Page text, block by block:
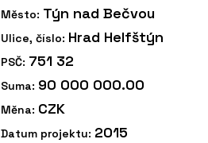
Město: Týn nad Bečvou
Ulice, číslo: Hrad Helfštýn
PSČ: 751 32
Suma: 90 000 000.00
Měna: CZK
Datum projektu: 2015